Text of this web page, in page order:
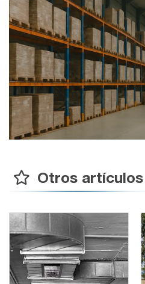
Otros artículos